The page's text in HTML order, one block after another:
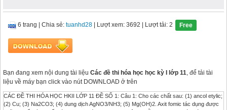
6 trang Chia sẻ: tuanhd28 | Lượt xem: 3692 | Lượt tải: 2 Free
Bạn đang xem nội dung tài liệu Các đề thi hóa học học kỳ I lớp 11, để tải tài
liệu về máy bạn click vào nút DOWNLOAD ở trên
CÁC ĐỀ THI HÓA HỌC HKII LỚP 11 ĐỀ SỐ 1: Câu 1: Cho các chất sau: (1) ancol etylic;
(2) Cu; (3) Na2CO3; (4) dung dịch AgNO3/NH3; (5) Mg(OH)2. Axit fomic tác dụng được